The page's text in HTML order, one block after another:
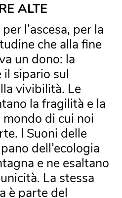
ALTE
l’ascesa, per la
che alla fine
un dono: la
il sipario sul
vivibilità. Le
la fragilità e la
di cui noi
I Suoni delle
dell’ecologia
e ne esaltano
La stessa
è parte del